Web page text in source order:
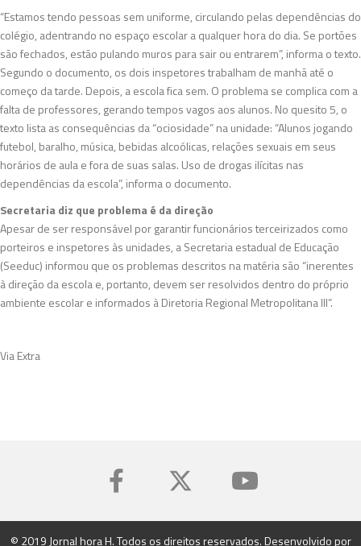
“Estamos tendo pessoas sem uniforme, circulando pelas dependências do
colégio, adentrando no espaço escolar a qualquer hora do dia. Se portões
são fechados, estão pulando muros para sair ou entrarem”, informa o texto.
Segundo o documento, os dois inspetores trabalham de manhã até o
começo da tarde. Depois, a escola fica sem. O problema se complica com a
falta de professores, gerando tempos vagos aos alunos. No quesito 5, o
texto lista as consequências da “ociosidade” na unidade: “Alunos jogando
futebol, baralho, música, bebidas alcoólicas, relações sexuais em seus
horários de aula e fora de suas salas. Uso de drogas ilícitas nas
dependências da escola”, informa o documento.
Secretaria diz que problema é da direção
Apesar de ser responsável por garantir funcionários terceirizados como
porteiros e inspetores às unidades, a Secretaria estadual de Educação
(Seeduc) informou que os problemas descritos na matéria são “inerentes
à direção da escola e, portanto, devem ser resolvidos dentro do próprio
ambiente escolar e informados à Diretoria Regional Metropolitana III”.
Via Extra
© 2019 Jornal hora H. Todos os direitos reservados. Desenvolvido por